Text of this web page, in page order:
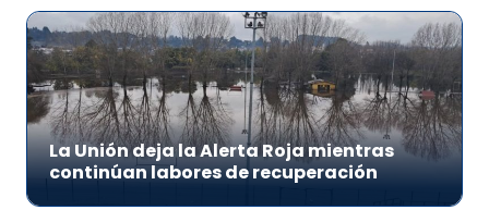
La Unión deja la Alerta Roja mientras
continúan labores de recuperación